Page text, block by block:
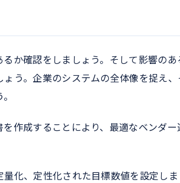
か確認をしましょう。そして影響のあ
う。企業のシステムの全体像を捉え、
作成することにより、最適なベンダー
化、定性化された目標数値を設定しま